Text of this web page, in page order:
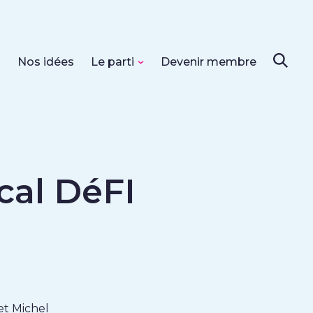
Nos idées Le parti Devenir membre
DéFI
Michel